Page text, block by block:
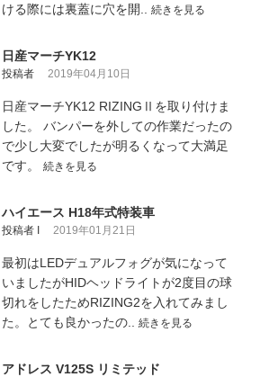
ける際には裏蓋に穴を開.. 続きを見る
日産マーチYK12
投稿者 2019年04月10日
日産マーチYK12 RIZINGⅡを取り付けま
した。 バンパーを外しての作業だったの
で少し大変でしたが明るくなって大満足
です。 続きを見る
ハイエース H18年式特装車
投稿者 I 2019年01月21日
最初はLEDデュアルフォグが気になって
いましたがHIDヘッドライトが2度目の球
切れをしたためRIZING2を入れてみまし
た。とても良かったの.. 続きを見る
アドレス V125S リミテッド